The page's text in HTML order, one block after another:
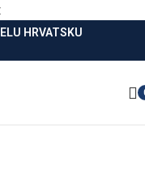
HRVATSKU